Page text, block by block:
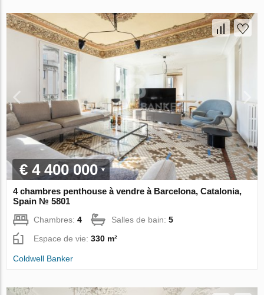
€ 4 400 000
4 chambres penthouse à vendre à Barcelona, Catalonia,
Spain № 5801
Chambres:4 Salles de bain:5
Espace de vie:330 m²
Coldwell Banker